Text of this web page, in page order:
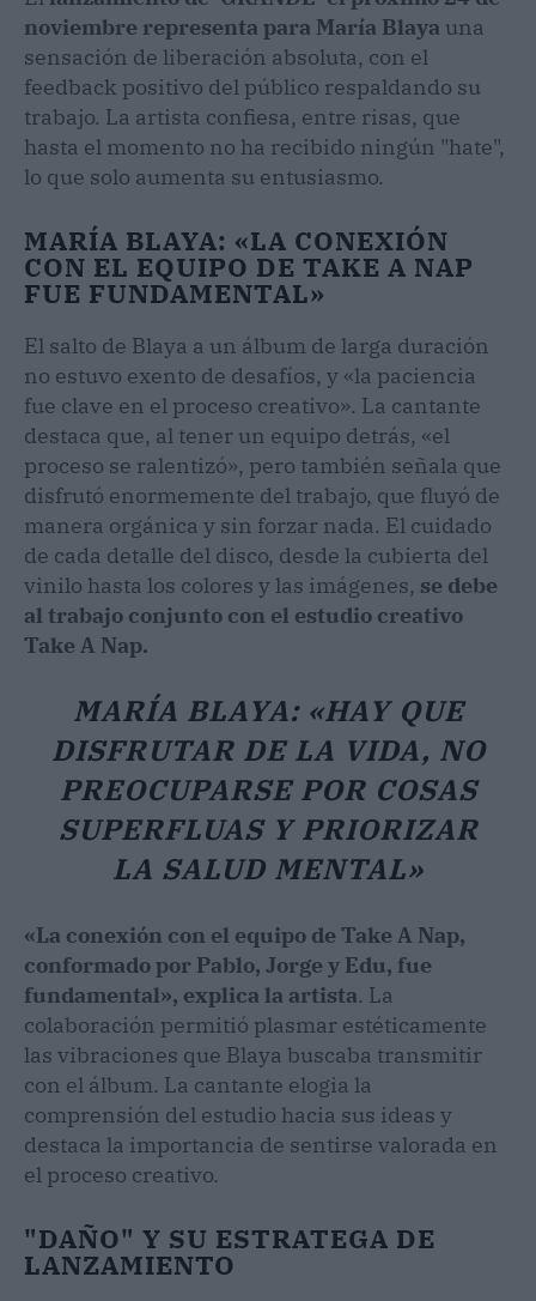
noviembre representa para María Blaya una
sensación de liberación absoluta, con el
feedback positivo del público respaldando su
trabajo. La artista confiesa, entre risas, que
hasta el momento no ha recibido ningún "hate",
lo que solo aumenta su entusiasmo.
MARÍA BLAYA: «LA CONEXIÓN
CON EL EQUIPO DE TAKE A NAP
FUE FUNDAMENTAL»
El salto de Blaya a un álbum de larga duración
no estuvo exento de desafíos, y «la paciencia
fue clave en el proceso creativo». La cantante
destaca que, al tener un equipo detrás, «el
proceso se ralentizó», pero también señala que
disfrutó enormemente del trabajo, que fluyó de
manera orgánica y sin forzar nada. El cuidado
de cada detalle del disco, desde la cubierta del
vinilo hasta los colores y las imágenes, se debe
al trabajo conjunto con el estudio creativo
Take A Nap.
MARÍA BLAYA: «HAY QUE
DISFRUTAR DE LA VIDA, NO
PREOCUPARSE POR COSAS
SUPERFLUAS Y PRIORIZAR
LA SALUD MENTAL»
«La conexión con el equipo de Take A Nap,
conformado por Pablo, Jorge y Edu, fue
fundamental», explica la artista. La
colaboración permitió plasmar estéticamente
las vibraciones que Blaya buscaba transmitir
con el álbum. La cantante elogia la
comprensión del estudio hacia sus ideas y
destaca la importancia de sentirse valorada en
el proceso creativo.
"DAÑO" Y SU ESTRATEGA DE
LANZAMIENTO